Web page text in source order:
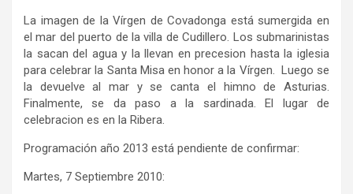
La imagen de la Vírgen de Covadonga está sumergida en
el mar del puerto de la villa de Cudillero. Los submarinistas
la sacan del agua y la llevan en precesion hasta la iglesia
para celebrar la Santa Misa en honor a la Vírgen. Luego se
la devuelve al mar y se canta el himno de Asturias.
Finalmente, se da paso a la sardinada. El lugar de
celebracion es en la Ribera.
Programación año 2013 está pendiente de confirmar:
Martes, 7 Septiembre 2010: